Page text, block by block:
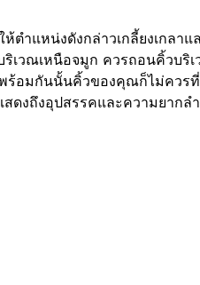
ตำแหน่งดังกล่าวเกลี้ยงเกลาแ
วณเหนือจมูก ควรถอนคิ้วบริ
ร้อมกันนั้นคิ้วของคุณก็ไม่ควร
ดงถึงอุปสรรคและความยากล